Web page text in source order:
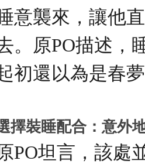
意襲來，讓他
。原PO描述，
初還以為是春
擇裝睡配合：意外
PO坦言，該處